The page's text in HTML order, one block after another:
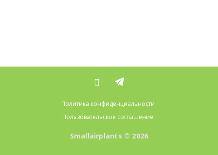
Политика конфиденциальности
Пользовательское соглашение
Smallairplants © 2026